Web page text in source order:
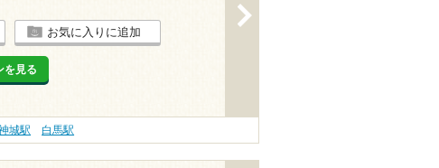
お気に入りに追加
を見る
城駅 白馬駅